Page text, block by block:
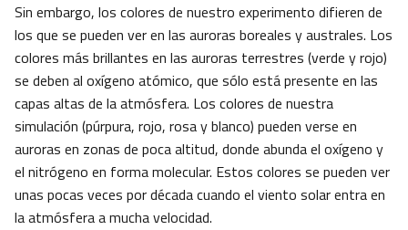
Sin embargo, los colores de nuestro experimento difieren de
los que se pueden ver en las auroras boreales y australes. Los
colores más brillantes en las auroras terrestres (verde y rojo)
se deben al oxígeno atómico, que sólo está presente en las
capas altas de la atmósfera. Los colores de nuestra
simulación (púrpura, rojo, rosa y blanco) pueden verse en
auroras en zonas de poca altitud, donde abunda el oxígeno y
el nitrógeno en forma molecular. Estos colores se pueden ver
unas pocas veces por década cuando el viento solar entra en
la atmósfera a mucha velocidad.